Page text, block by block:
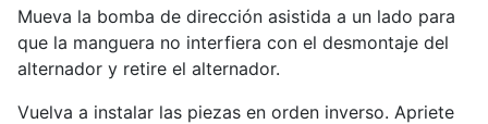
Mueva la bomba de dirección asistida a un lado para
que la manguera no interfiera con el desmontaje del
alternador y retire el alternador.
Vuelva a instalar las piezas en orden inverso. Apriete